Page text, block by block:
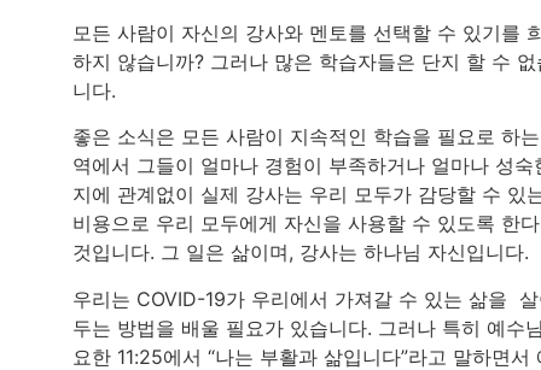
모든 사람이 자신의 강사와 멘토를 선택할 수 있기를
하지 않습니까? 그러나 많은 학습자들은 단지 할 수 없
니다.
좋은 소식은 모든 사람이 지속적인 학습을 필요로 하
역에서 그들이 얼마나 경험이 부족하거나 얼마나 성숙
지에 관계없이 실제 강사는 우리 모두가 감당할 수 있
비용으로 우리 모두에게 자신을 사용할 수 있도록 한
것입니다. 그 일은 삶이며, 강사는 하나님 자신입니다.
우리는 COVID-19가 우리에서 가져갈 수 있는 삶을
두는 방법을 배울 필요가 있습니다. 그러나 특히 예수
요한 11:25에서 “나는 부활과 삶입니다”라고 말하면서